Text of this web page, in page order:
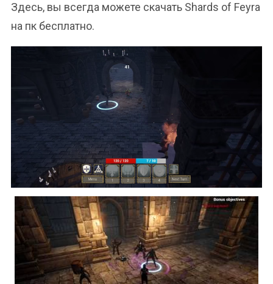
Здесь, вы всегда можете скачать Shards of Feyra
на пк бесплатно.